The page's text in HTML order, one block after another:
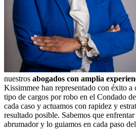
nuestros abogados con amplia
Kissimmee han representado con éxito a
tipo de cargos por robo en el Condado
cada caso y actuamos con rapidez y
resultado posible. Sabemos que
abrumador y lo guiamos en cada paso